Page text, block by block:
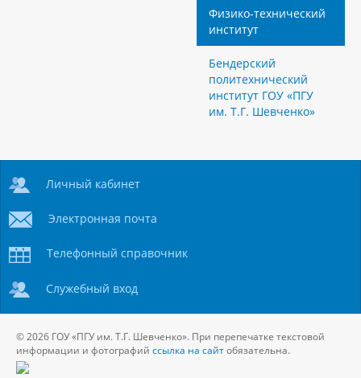
Физико-технический
институт
Бендерский
политехнический
институт ГОУ «ПГУ
им. Т.Г. Шевченко»
Личный кабинет
Электронная почта
Телефонный справочник
Служебный вход
© 2026 ГОУ «ПГУ им. Т.Г. Шевченко». При перепечатке текстовой
информации и фотографий ссылка на сайтобязательна.